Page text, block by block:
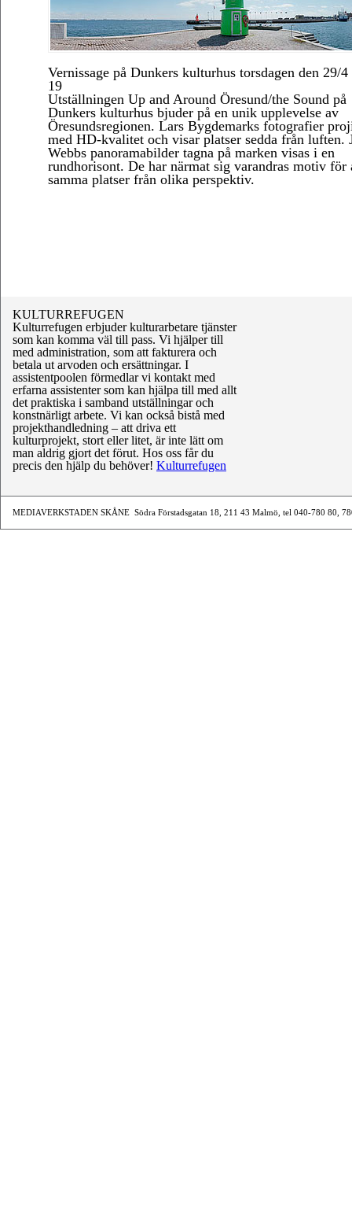
Vernissage på Dunkers kulturhus torsdagen den 29/
19
Utställningen Up and Around Öresund/the Sound på
Dunkers kulturhus bjuder på en unik upplevelse av
Öresundsregionen. Lars Bygdemarks fotografier
med HD-kvalitet och visar platser sedda från luften.
Webbs panoramabilder tagna på marken visas i en
rundhorisont. De har närmat sig varandras motiv för
samma platser från olika perspektiv.
KULTURREFUGEN
Kulturrefugen erbjuder kulturarbetare tjänster
som kan komma väl till pass. Vi hjälper till
med administration, som att fakturera och
betala ut arvoden och ersättningar. I
assistentpoolen förmedlar vi kontakt med
erfarna assistenter som kan hjälpa till med allt
det praktiska i samband utställningar och
konstnärligt arbete. Vi kan också bistå med
projekthandledning – att driva ett
kulturprojekt, stort eller litet, är inte lätt om
man aldrig gjort det förut. Hos oss får du
precis den hjälp du behöver! Kulturrefugen
MEDIAVERKSTADEN SKÅNE Södra Förstadsgatan 18, 211 43 Malmö, tel 040-780 80,